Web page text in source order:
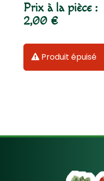
Prix à la pièce :
2,00 €
Produit épuisé